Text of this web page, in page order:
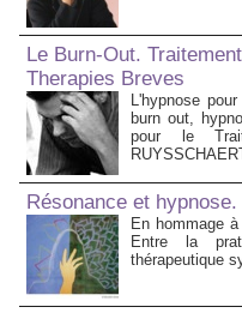
Le Burn-Out.
Therapies Breves
L'hypnose
burn out,
pour le
Résonance et hypnose.
En hommage
Entre la
thérapeutique